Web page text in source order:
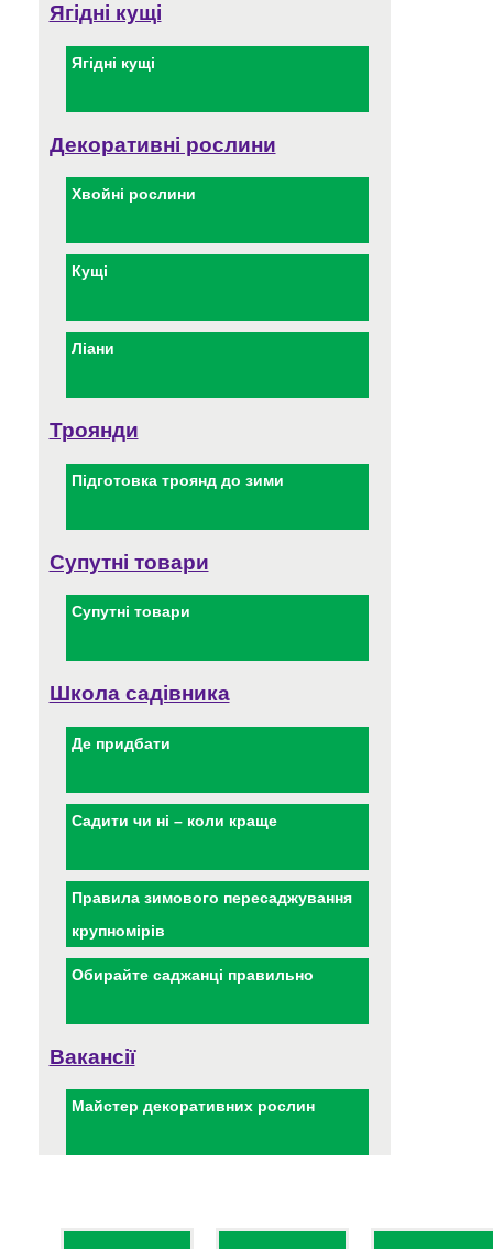
Ягідні кущі
Ягідні кущі
Декоративні рослини
Хвойні рослини
Кущі
Ліани
Троянди
Підготовка троянд до зими
Супутні товари
Супутні товари
Школа садівника
Де придбати
Садити чи ні – коли краще
Правила зимового пересаджування
крупномірів
Обирайте саджанці правильно
Вакансії
Майстер декоративних рослин